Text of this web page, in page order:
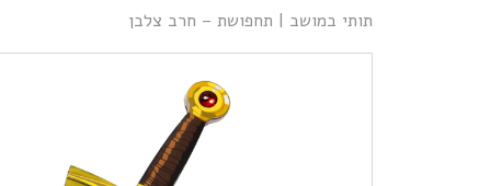
תותי במושב | תחפושת – חרב צלבן